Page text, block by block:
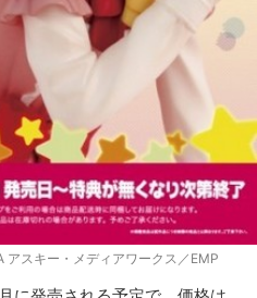
スキー・メディアワークス／EMP